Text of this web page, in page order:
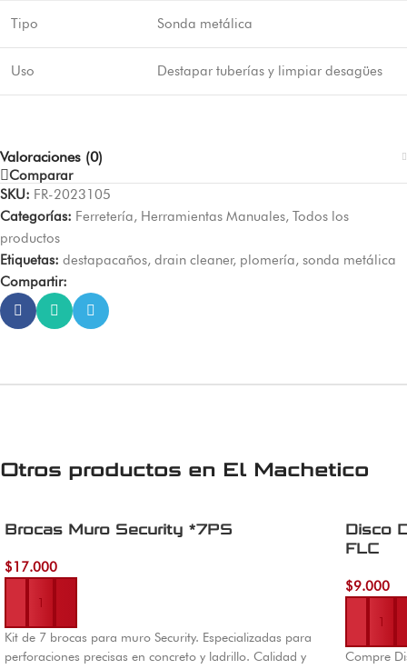
Tipo Sonda metálica
Uso Destapar tuberías y limpiar desagües
Valoraciones (0)
Comparar
SKU: FR-2023105
Categorías: Ferretería, Herramientas Manuales, Todos los
productos
Etiquetas: destapacaños, drain cleaner, plomería, sonda metálica
Compartir:
Otros productos en El Machetico
Brocas Muro Security *7PS
$17.000
Añadir al carrito
Kit de 7 brocas para muro Security. Especializadas para
perforaciones precisas en concreto y ladrillo. Calidad y
Disco
FLC
$9.000
Añadir al
Compre